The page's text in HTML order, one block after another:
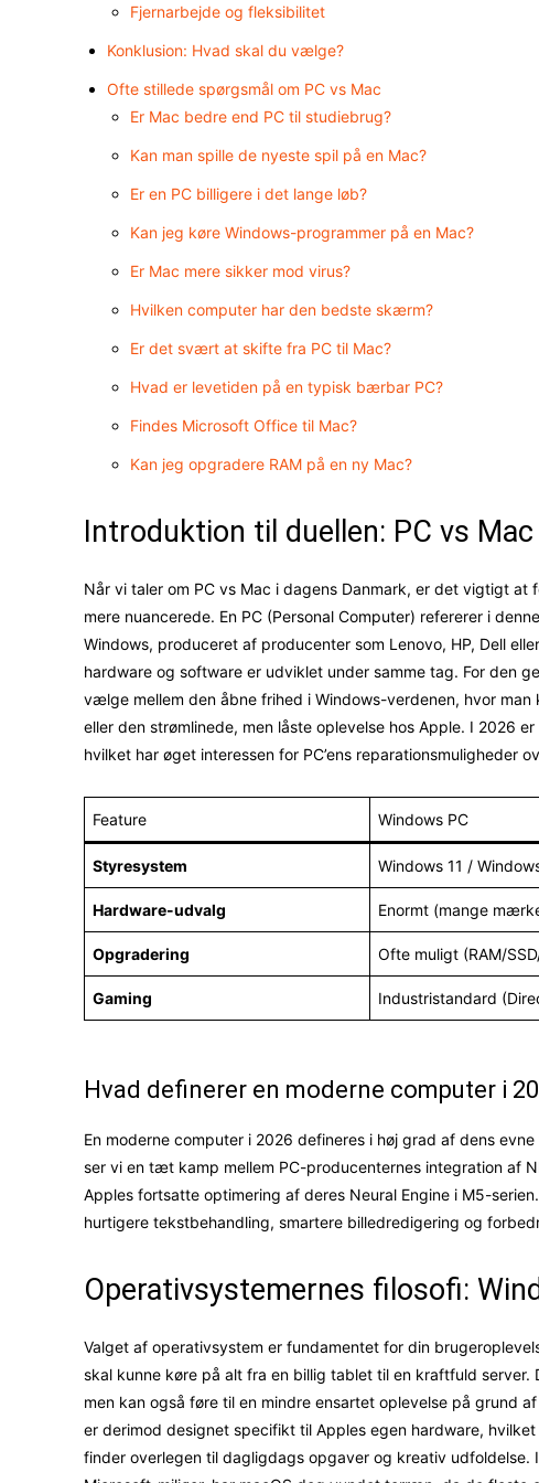
Fjernarbejde og fleksibilitet
Konklusion: Hvad skal du vælge?
Ofte stillede spørgsmål om PC vs Mac
Er Mac bedre end PC til studiebrug?
Kan man spille de nyeste spil på en Mac?
Er en PC billigere i det lange løb?
Kan jeg køre Windows-programmer på en Mac?
Er Mac mere sikker mod virus?
Hvilken computer har den bedste skærm?
Er det svært at skifte fra PC til Mac?
Hvad er levetiden på en typisk bærbar PC?
Findes Microsoft Office til Mac?
Kan jeg opgradere RAM på en ny Mac?
Introduktion til duellen: PC vs
Når vi taler om PC vs Mac i dagens Danmark, er det vigtigt
mere nuancerede. En PC (Personal Computer) refererer i
Windows, produceret af producenter som Lenovo, HP, Dell
hardware og software er udviklet under samme tag. For den
vælge mellem den åbne frihed i Windows-verdenen, hvor
eller den strømlinede, men låste oplevelse hos Apple. I 2026
hvilket har øget interessen for PC’ens reparationsmuligheder
Feature Windows PC
Styresystem Windows 11 /
Hardware-udvalg Enormt (mange
Opgradering Ofte muligt (RAM/
Gaming Industristandard
Hvad definerer en moderne computer i
En moderne computer i 2026 defineres i høj grad af dens
ser vi en tæt kamp mellem PC-producenternes integration af
Apples fortsatte optimering af deres Neural Engine i M5-
hurtigere tekstbehandling, smartere billedredigering og
Operativsystemernes filosofi:
Valget af operativsystem er fundamentet for din
skal kunne køre på alt fra en billig tablet til en kraftfuld
men kan også føre til en mindre ensartet oplevelse på grund
er derimod designet specifikt til Apples egen hardware,
finder overlegen til dagligdags opgaver og kreativ